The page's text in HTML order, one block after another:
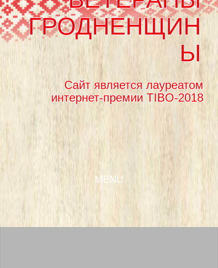
ГРОДНЕНЩИН
Ы
Сайт является лауреатом
интернет-премии TIBO-2018
MENU